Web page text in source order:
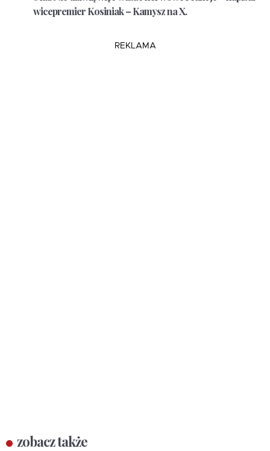
wicepremier Kosiniak – Kamysz na X.
REKLAMA
zobacz także